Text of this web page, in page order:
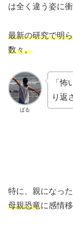
は全く違う姿に
最新の研究で明
数々。
ぱる
「怖
り返
特に、親になった
母親恐竜に感情